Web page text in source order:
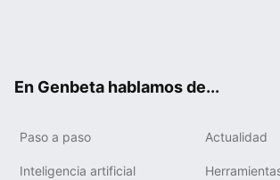
En Genbeta hablamos de...
Paso a paso Actualidad
Inteligencia artificial